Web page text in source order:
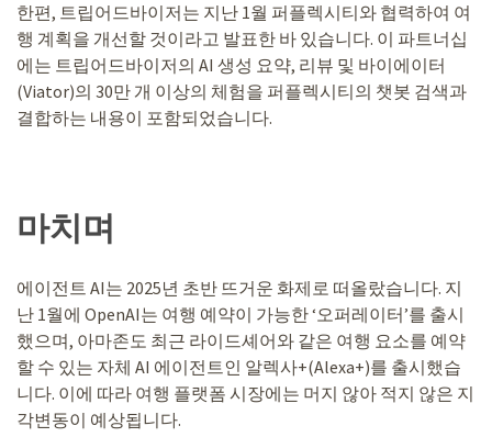
한편, 트립어드바이저는 지난 1월 퍼플렉시티와 협력하여 여
행 계획을 개선할 것이라고 발표한 바 있습니다. 이 파트너십
에는 트립어드바이저의 AI 생성 요약, 리뷰 및 바이에이터
(Viator)의 30만 개 이상의 체험을 퍼플렉시티의 챗봇 검색과
결합하는 내용이 포함되었습니다.
마치며
에이전트 AI는 2025년 초반 뜨거운 화제로 떠올랐습니다. 지
난 1월에 OpenAI는 여행 예약이 가능한 ‘오퍼레이터’를 출시
했으며, 아마존도 최근 라이드셰어와 같은 여행 요소를 예약
할 수 있는 자체 AI 에이전트인 알렉사+(Alexa+)를 출시했습
니다. 이에 따라 여행 플랫폼 시장에는 머지 않아 적지 않은 지
각변동이 예상됩니다.